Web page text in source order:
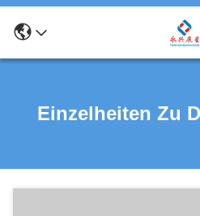
Einzelheiten Zu